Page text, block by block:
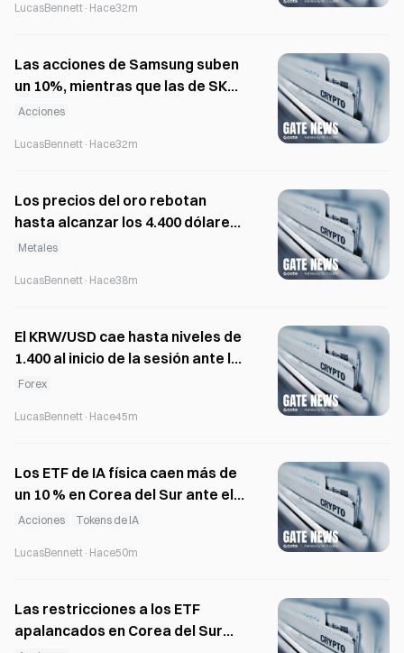
LucasBennett · Hace32m
Las acciones de Samsung suben
un 10%, mientras que las de SK
Hynix caen un 8% tras los
trimestre
Acciones
LucasBennett · Hace32m
Los precios del oro rebotan
hasta alcanzar los 4.400 dólares,
mientras que los ETF de oro
semanal del 5 %.
Metales
LucasBennett · Hace38m
El KRW/USD cae hasta niveles de
1.400 al inicio de la sesión ante la
coordinación de políticas entre
Forex
LucasBennett · Hace45m
Los ETF de IA física caen más de
un 10 % en Corea del Sur ante el
descenso de las acciones
Acciones Tokens de IA
LucasBennett · Hace50m
Las restricciones a los ETF
apalancados en Corea del Sur